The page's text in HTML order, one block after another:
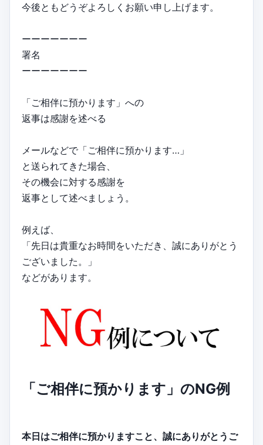
今後ともどうぞよろしくお願い申し上げます。
ーーーーーーー
署名
ーーーーーーー
「ご相伴に預かります」への
返事は感謝を述べる
メールなどで「ご相伴に預かります…」
と送られてきた場合、
その機会に対する感謝を
返事として述べましょう。
例えば、
「先日は貴重なお時間をいただき、誠にありがとう
ございました。」
などがあります。
「ご相伴に預かります」のNG例
本日はご相伴に預かりますこと、誠にありがとうご